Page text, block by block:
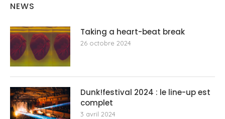
NEWS
Taking a heart-beat break
26 octobre 2024
Dunk!festival 2024 : le line-up est
complet
3 avril 2024